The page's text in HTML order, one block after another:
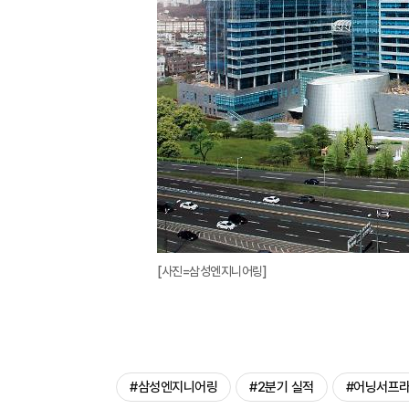
[사진=삼성엔지니어링]
#삼성엔지니어링 #2분기 실적 #어닝서프